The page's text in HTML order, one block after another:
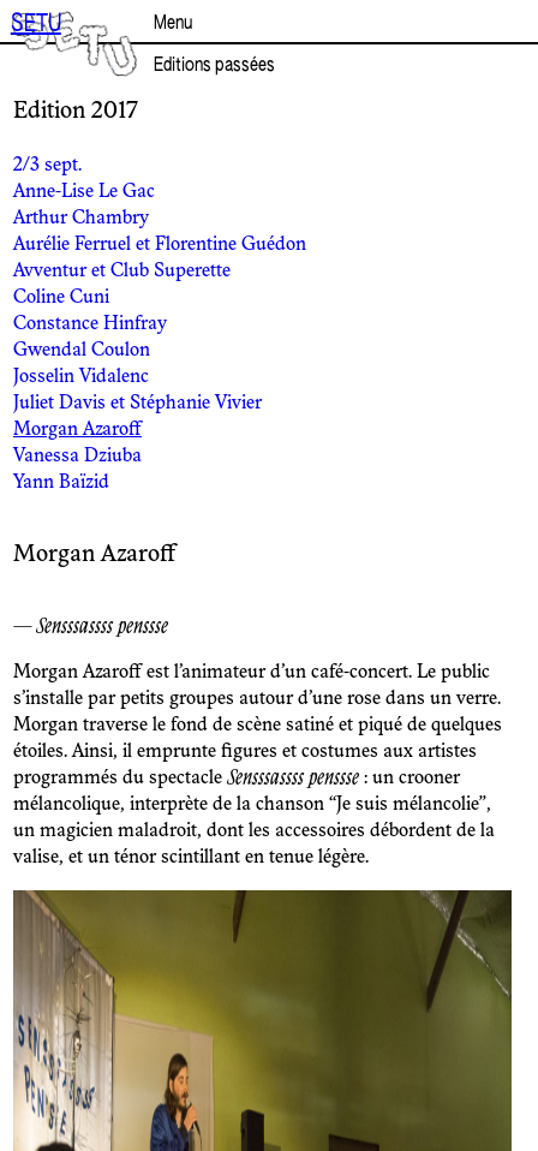
Aller
au
SETU Menu
Editions passées
Edition 2017
2/3 sept.
Anne-Lise Le Gac
Arthur Chambry
Aurélie Ferruel et Florentine Guédon
Avventur et Club Superette
Coline Cuni
Constance Hinfray
Gwendal Coulon
Josselin Vidalenc
Juliet Davis et Stéphanie Vivier
Morgan Azaroff
Vanessa Dziuba
Yann Baïzid
Morgan Azaroff
— Sensssassss penssse
Morgan Azaroff est l’animateur d’un café-concert. Le public
s’installe par petits groupes autour d’une rose dans un verre.
Morgan traverse le fond de scène satiné et piqué de quelques
étoiles. Ainsi, il emprunte figures et costumes aux artistes
programmés du spectacle Sensssassss penssse : un crooner
mélancolique, interprète de la chanson “Je suis mélancolie”,
un magicien maladroit, dont les accessoires débordent de la
valise, et un ténor scintillant en tenue légère.